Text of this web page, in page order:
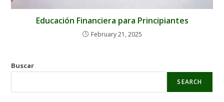
Educación Financiera para Principiantes
February 21, 2025
Buscar
SEARCH